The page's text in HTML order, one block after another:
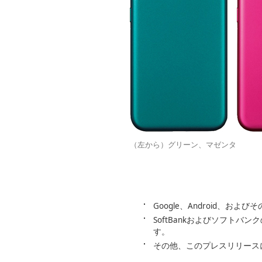
（左から）グリーン、マゼンタ
Google、Android、およびそ
SoftBankおよびソフトバン
す。
その他、このプレスリリー